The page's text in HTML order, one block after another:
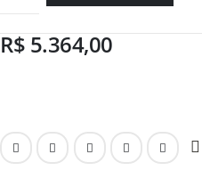
R$5.364,00